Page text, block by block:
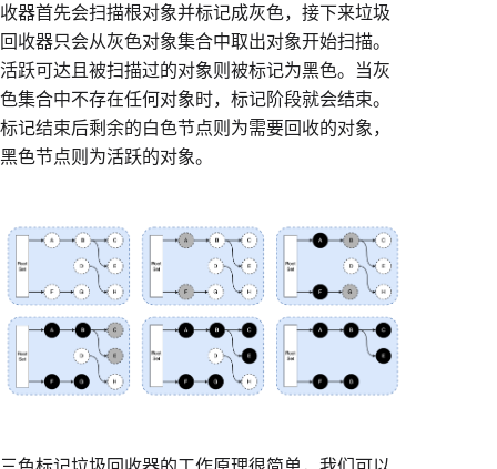
收器首先会扫描根对象并标记成灰色，接下来垃圾
回收器只会从灰色对象集合中取出对象开始扫描。
活跃可达且被扫描过的对象则被标记为黑色。当灰
色集合中不存在任何对象时，标记阶段就会结束。
标记结束后剩余的白色节点则为需要回收的对象，
黑色节点则为活跃的对象。